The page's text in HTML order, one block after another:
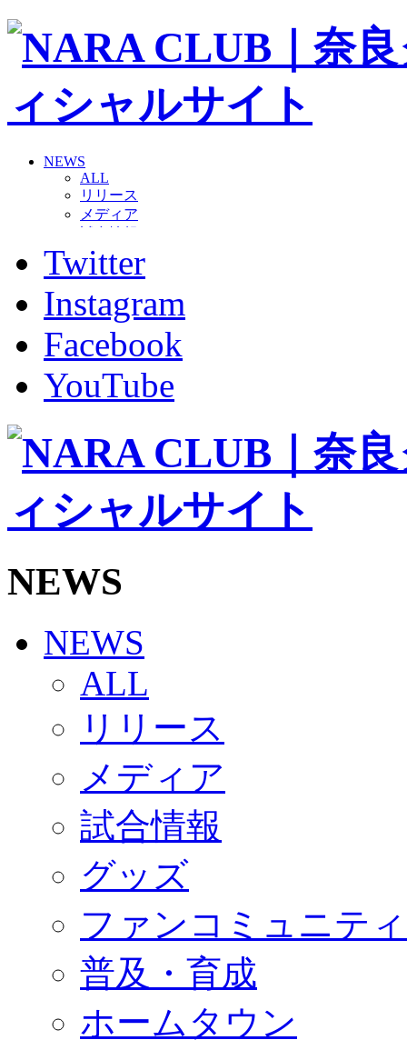
NEWS
ALL
リリース
メディア
グッズ
ファンコミュニティ
ホームタウン
コラム
その他
TEAM
2026/27トップチーム
2026/27トップチームスタッフ
バモス
チアダンススクール
ボランティアチーム「volundeer」
ビクトリーロード
HOMEGAME
観戦ルール＆マナー
Jリーグ運営管理規定
写真・動画使用ガイドライン
SCHEDULE
2026/27
練習見学時のファンサービスについて
TICKET
奈良クラブ明治安田J3リーグ2026/27シーズン試
奈良クラブ明治安田Ｊ3リーグ 2026/27シーズン「
観戦ルール＆マナー
2026/27ファンコミュニティ
サポートショップ
GOODS
オフィシャルストア（実店舗）
オンラインストア
ACADEMY
アカデミーについて
コーチ&スタッフ
ジュニア
ジュニアユース
ユース
練習拠点（ナラディーア）
SCHOOL
CLUB
Twitter
Instagram
Facebook
YouTube
NEWS
NEWS
ALL
リリース
メディア
試合情報
グッズ
ファンコミュニティ
普及・育成
ホームタウン